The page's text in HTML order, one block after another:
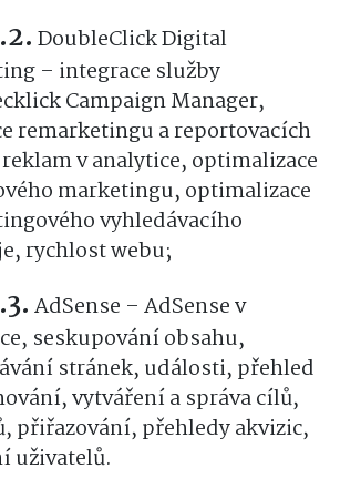
DoubleClick Digital
– integrace služby
Campaign Manager,
remarketingu a reportovacích
v analytice, optimalizace
marketingu, optimalizace
vyhledávacího
rychlost webu;
AdSense – AdSense v
seskupování obsahu,
stránek, události, přehled
vytváření a správa cílů,
přiřazování, přehledy akvizic,
uživatelů.